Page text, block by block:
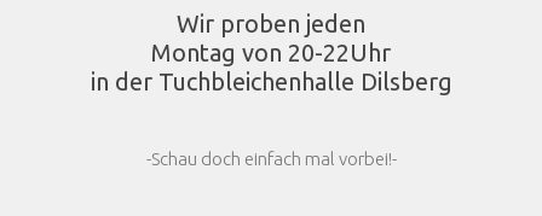
Wir proben jeden
Montag von 20-22Uhr
in der Tuchbleichenhalle Dilsberg
-Schau doch einfach mal vorbei!-